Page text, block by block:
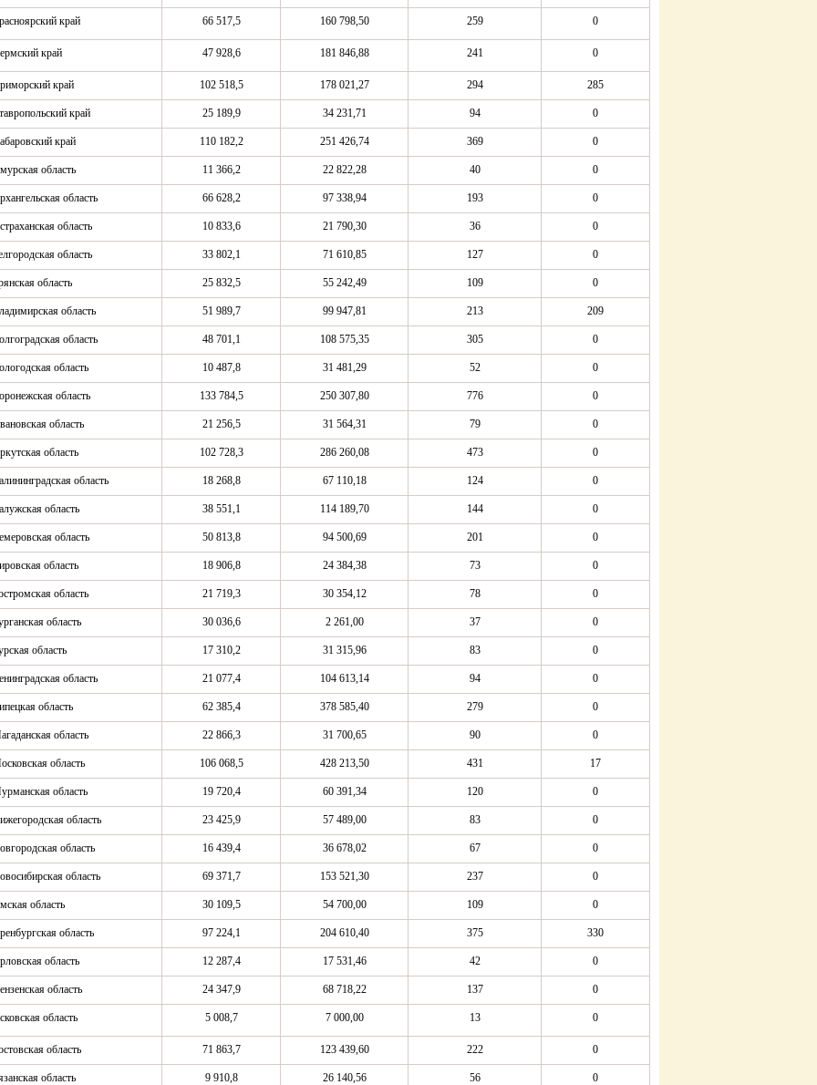
край 66 517,5 160 798,50 259 0
край 47 928,6 181 846,88 241 0
край 102 518,5 178 021,27 294 285
край 25 189,9 34 231,71 94 0
край 110 182,2 251 426,74 369 0
область 11 366,2 22 822,28 40 0
область 66 628,2 97 338,94 193 0
область 10 833,6 21 790,30 36 0
область 33 802,1 71 610,85 127 0
область 25 832,5 55 242,49 109 0
область 51 989,7 99 947,81 213 209
область 48 701,1 108 575,35 305 0
область 10 487,8 31 481,29 52 0
область 133 784,5 250 307,80 776 0
область 21 256,5 31 564,31 79 0
область 102 728,3 286 260,08 473 0
область 18 268,8 67 110,18 124 0
область 38 551,1 114 189,70 144 0
область 50 813,8 94 500,69 201 0
область 18 906,8 24 384,38 73 0
область 21 719,3 30 354,12 78 0
область 30 036,6 2 261,00 37 0
область 17 310,2 31 315,96 83 0
область 21 077,4 104 613,14 94 0
область 62 385,4 378 585,40 279 0
область 22 866,3 31 700,65 90 0
область 106 068,5 428 213,50 431 17
область 19 720,4 60 391,34 120 0
область 23 425,9 57 489,00 83 0
область 16 439,4 36 678,02 67 0
область 69 371,7 153 521,30 237 0
область 30 109,5 54 700,00 109 0
область 97 224,1 204 610,40 375 330
область 12 287,4 17 531,46 42 0
область 24 347,9 68 718,22 137 0
область 5 008,7 7 000,00 13 0
область 71 863,7 123 439,60 222 0
область 9 910,8 26 140,56 56 0